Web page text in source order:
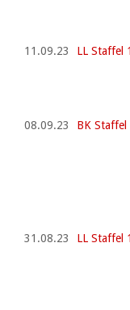
11.09.23
LL Staffel 1
08.09.23
BK Staffel
31.08.23
LL Staffel 1